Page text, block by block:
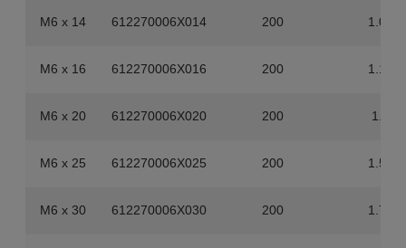
M6 x 14 612270006X014 200 1.08
M6 x 16 612270006X016 200 1.14
M6 x 20 612270006X020 200 1.3
M6 x 25 612270006X025 200 1.52
M6 x 30 612270006X030 200 1.74